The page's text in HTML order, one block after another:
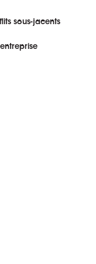
sous-jacents